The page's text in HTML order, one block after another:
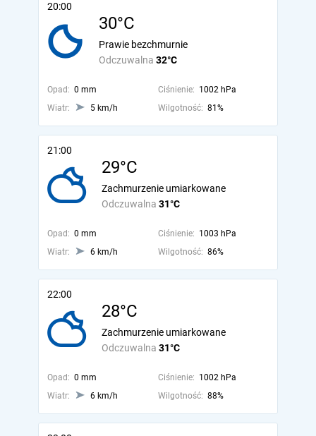
20:00
30°C
Odczuwalna 32°C
Prawie bezchmurnie
Opad: 0 mm Ciśnienie: 1002 hPa
Wiatr:
5 km/h Wilgotność: 81%
21:00
29°C
Odczuwalna 31°C
Zachmurzenie umiarkowane
Opad: 0 mm Ciśnienie: 1003 hPa
Wiatr:
6 km/h Wilgotność: 86%
22:00
28°C
Odczuwalna 31°C
Zachmurzenie umiarkowane
Opad: 0 mm Ciśnienie: 1002 hPa
Wiatr:
6 km/h Wilgotność: 88%